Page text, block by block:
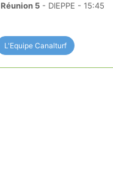
Réunion 5 - DIEPPE - 15:45
L'Equipe Canalturf